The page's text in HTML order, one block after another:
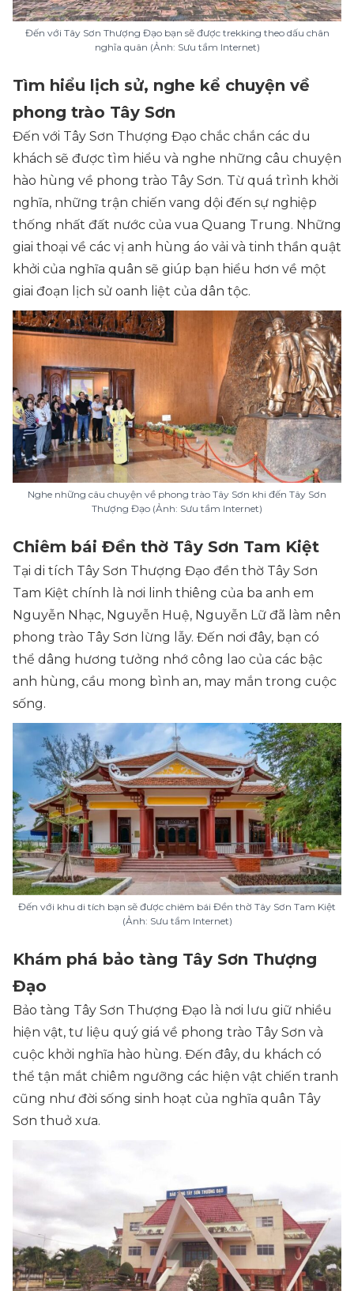
Đến với Tây Sơn Thượng Đạo bạn sẽ được trekking theo dấu chân
nghĩa quân (Ảnh: Sưu tầm Internet)
Tìm hiểu lịch sử, nghe kể chuyện về
phong trào Tây Sơn
Đến với Tây Sơn Thượng Đạo chắc chắn các du
khách sẽ được tìm hiểu và nghe những câu chuyện
hào hùng về phong trào Tây Sơn. Từ quá trình khởi
nghĩa, những trận chiến vang dội đến sự nghiệp
thống nhất đất nước của vua Quang Trung. Những
giai thoại về các vị anh hùng áo vải và tinh thần quật
khởi của nghĩa quân sẽ giúp bạn hiểu hơn về một
giai đoạn lịch sử oanh liệt của dân tộc.
Nghe những câu chuyện về phong trào Tây Sơn khi đến Tây Sơn
Thượng Đạo (Ảnh: Sưu tầm Internet)
Chiêm bái Đền thờ Tây Sơn Tam Kiệt
Tại di tích Tây Sơn Thượng Đạo đền thờ Tây Sơn
Tam Kiệt chính là nơi linh thiêng của ba anh em
Nguyễn Nhạc, Nguyễn Huệ, Nguyễn Lữ đã làm nên
phong trào Tây Sơn lừng lẫy. Đến nơi đây, bạn có
thể dâng hương tưởng nhớ công lao của các bậc
anh hùng, cầu mong bình an, may mắn trong cuộc
sống.
Đến với khu di tích bạn sẽ được chiêm bái Đền thờ Tây Sơn Tam Kiệt
(Ảnh: Sưu tầm Internet)
Khám phá bảo tàng Tây Sơn Thượng
Đạo
Bảo tàng Tây Sơn Thượng Đạo là nơi lưu giữ nhiều
hiện vật, tư liệu quý giá về phong trào Tây Sơn và
cuộc khởi nghĩa hào hùng. Đến đây, du khách có
thể tận mắt chiêm ngưỡng các hiện vật chiến tranh
cũng như đời sống sinh hoạt của nghĩa quân Tây
Sơn thuở xưa.